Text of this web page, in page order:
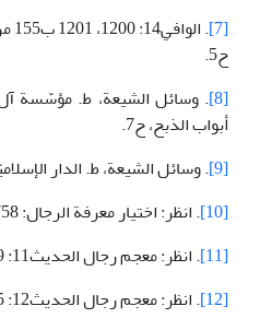
[7]
.
ح5.
[8]
أبواب الذبح، ح7.
[9] . وسائل الشيعة، ط. الدار الإسلاميّة 10:
[10]
. انظر: اختيار معرفة الرجال: 758 ح 864.
[11]
. انظر: معجم رجال الحديث11: 139 (6756).
[12]
. انظر: معجم رجال الحديث12: 425 (8102).